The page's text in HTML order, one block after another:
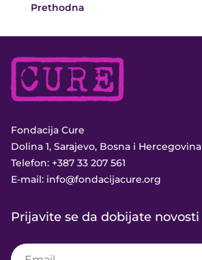
Prethodna
Fondacija Cure
Dolina 1, Sarajevo, Bosna i Hercegovina
Telefon: +387 33 207 561
E-mail: info@fondacijacure.org
Prijavite se da dobijate novosti